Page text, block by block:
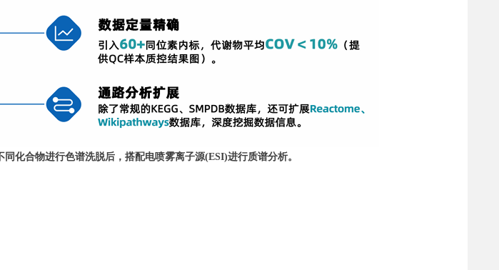
化合物进行色谱洗脱后，搭配电喷雾离子源(ESI)进行质谱分析。